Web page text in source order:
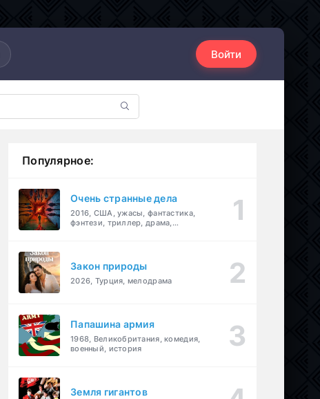
Войти
Популярное:
Очень странные дела
2016, США, ужасы, фантастика,
фэнтези, триллер, драма,
Закон природы
2026, Турция, мелодрама
Папашина армия
1968, Великобритания, комедия,
военный, история
Земля гигантов